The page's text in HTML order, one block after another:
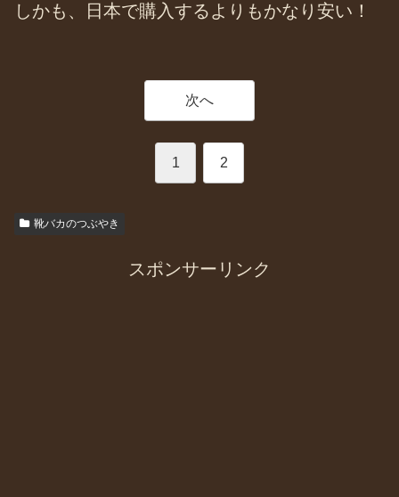
しかも、日本で購入するよりもかなり安い！
次へ
1 2
靴バカのつぶやき
スポンサーリンク